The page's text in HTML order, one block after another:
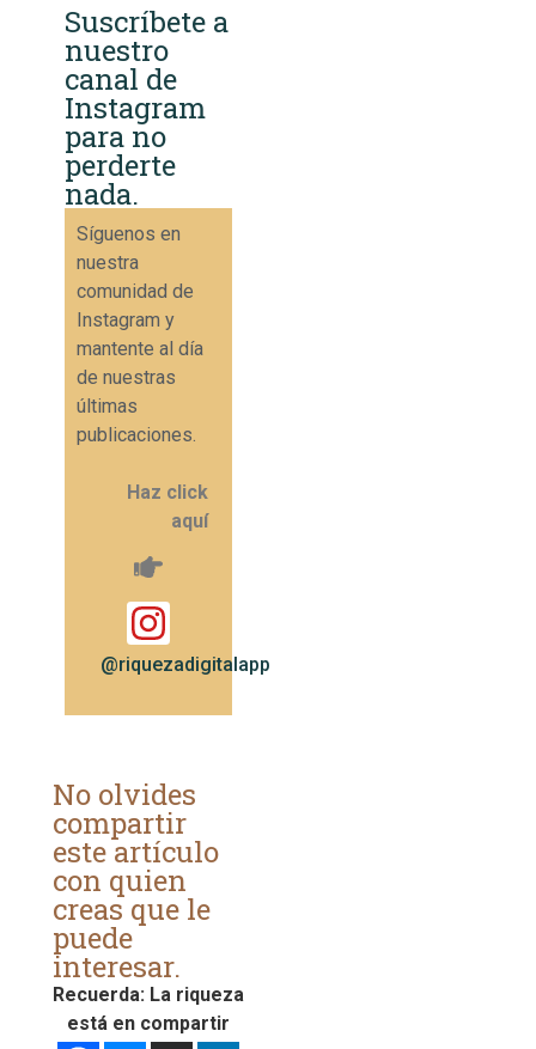
Suscríbete a
nuestro
canal de
Instagram
para no
perderte
nada.
Síguenos en
nuestra
comunidad de
Instagram y
mantente al día
de nuestras
últimas
publicaciones.
Haz click
aquí
@riquezadigitalapp
No olvides
compartir
este artículo
con quien
creas que le
puede
interesar.
Recuerda: La riqueza
está en compartir